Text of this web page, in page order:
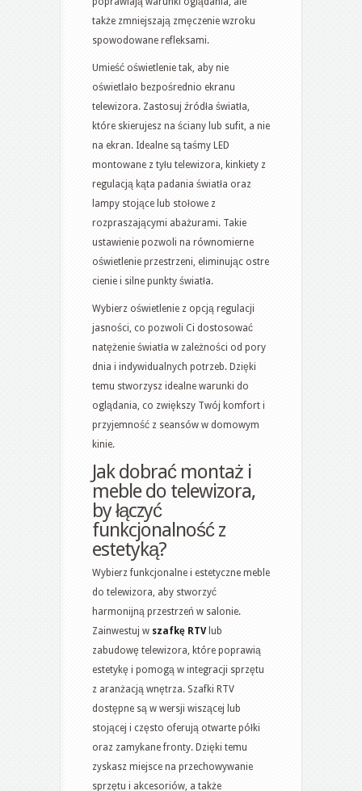
także zmniejszają zmęczenie wzroku
spowodowane refleksami.
Umieść oświetlenie tak, aby nie
oświetlało bezpośrednio ekranu
telewizora. Zastosuj źródła światła,
które skierujesz na ściany lub sufit, a nie
na ekran. Idealne są taśmy LED
montowane z tyłu telewizora, kinkiety z
regulacją kąta padania światła oraz
lampy stojące lub stołowe z
rozpraszającymi abażurami. Takie
ustawienie pozwoli na równomierne
oświetlenie przestrzeni, eliminując ostre
cienie i silne punkty światła.
Wybierz oświetlenie z opcją regulacji
jasności, co pozwoli Ci dostosować
natężenie światła w zależności od pory
dnia i indywidualnych potrzeb. Dzięki
temu stworzysz idealne warunki do
oglądania, co zwiększy Twój komfort i
przyjemność z seansów w domowym
kinie.
Jak dobrać montaż i
meble do telewizora,
by łączyć
funkcjonalność z
estetyką?
Wybierz funkcjonalne i estetyczne meble
do telewizora, aby stworzyć
harmonijną przestrzeń w salonie.
Zainwestuj w szafkę RTVlub
zabudowę telewizora, które poprawią
estetykę i pomogą w integracji sprzętu
z aranżacją wnętrza. Szafki RTV
dostępne są w wersji wiszącej lub
stojącej i często oferują otwarte półki
oraz zamykane fronty. Dzięki temu
zyskasz miejsce na przechowywanie
sprzętu i akcesoriów, a także